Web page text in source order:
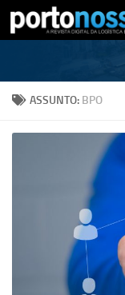
Skip to content
ASSUNTO: BPO